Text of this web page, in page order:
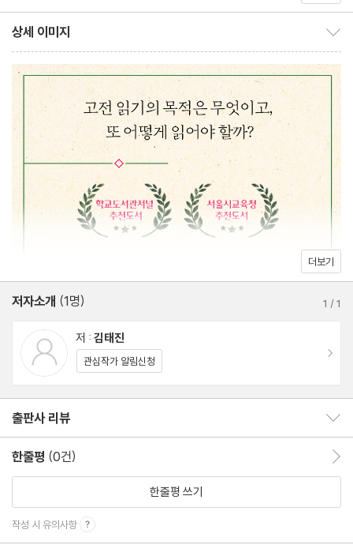
같이 사는 방법[政]을 익혀야 한다. 개정판에 추가한 이덕무, 정약
용, 김정희, 안중근의 삶과 얽힌 『논어』 이야기는 동아시아 지식인들
보여 준다.
2부 공자 학교와 제자들
세 번째 이야기: 공자 학교의 풍경
네 번째 이야기: 의리로 똘똘 뭉친 용기남, 자로
다섯 번째 이야기: 공자가 가장 사랑한 제자, 안회
여섯 번째 이야기: 공자 학교의 훈남, 자공
일곱 번째 이야기: 공자 학교의 문제아, 재여
■ 질문 있어요: 사람을 넘어서는 공부가 있나요?
■『논어』와 정약용: 유배지의 『논어』 공부, 『논어고금주』
3부 공자의 가치 1: 홀로
여덟 번째 이야기: 공자의 생각 읽기
아홉 번째 이야기: 배움과 즐거움의 심연
열 번째 이야기: 군자와 소인
열한 번째 이야기: 마음 한가운데 나를 세우라
열두 번째 이야기: 곧음, 솔직함에 대하여
열세 번째 이야기: 허물과 살핌
■ 질문 있어요: 훌륭한 인격을 갖추려면 어떻게 해야 할까요?
■『논어』와 김정희: 우정의 증표로 그려 준 그림, 〈세한도〉
상세 이미지
더보기
저자소개 (1명) 1 /1
저 : 김태진
관심작가 알림신청
출판사 리뷰
한줄평 (0건)
한줄평 쓰기
작성 시 유의사항